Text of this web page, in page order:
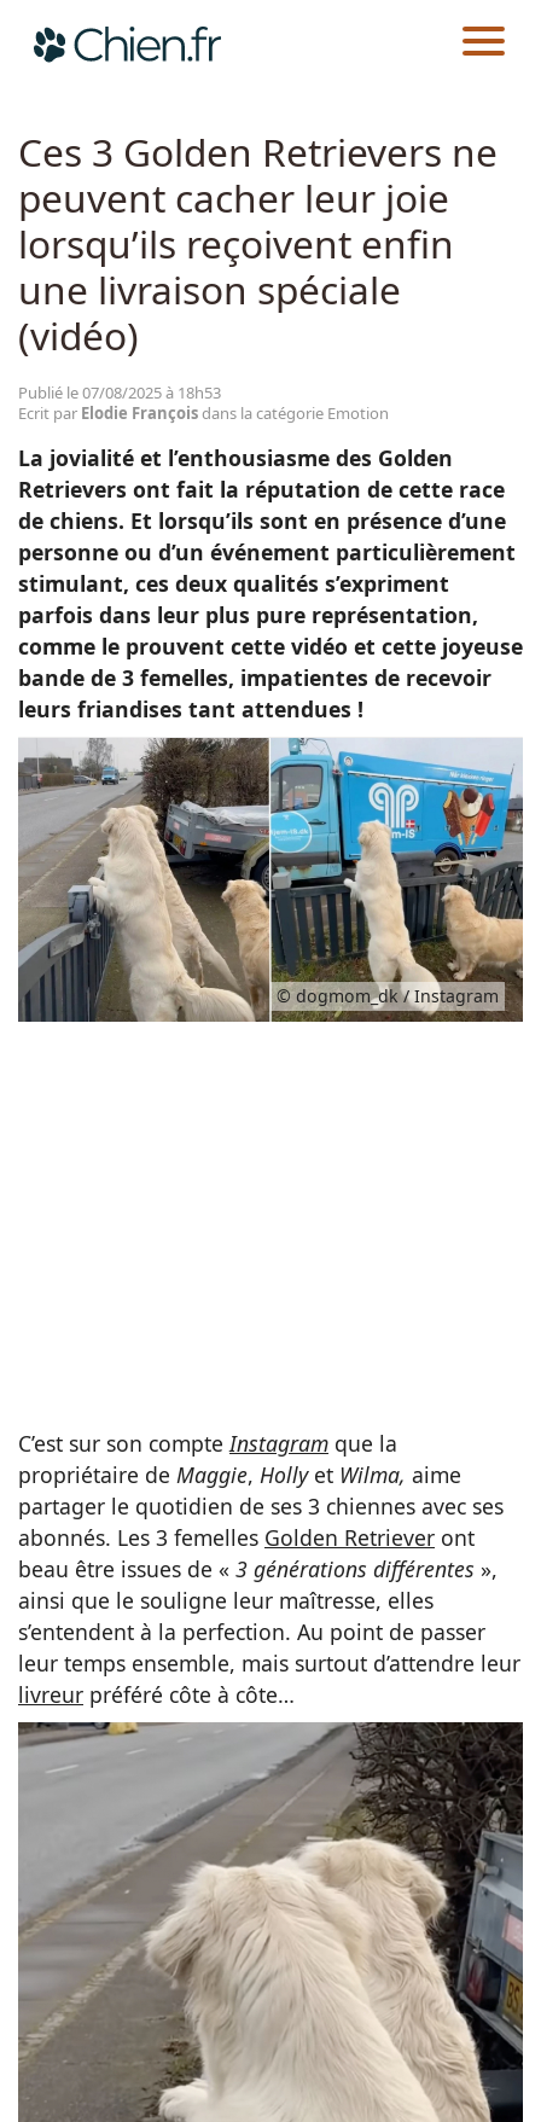
Races
CHIEN.FR ACTUALITÉS
Ces 3 Golden Retrievers ne
peuvent cacher leur joie
lorsqu’ils reçoivent enfin
une livraison spéciale
(vidéo)
Publié le 07/08/2025 à 18h53
Ecrit par Elodie Françoisdans la catégorie Emotion
La jovialité et l’enthousiasme des Golden
Retrievers ont fait la réputation de cette race
de chiens. Et lorsqu’ils sont en présence d’une
personne ou d’un événement particulièrement
stimulant, ces deux qualités s’expriment
parfois dans leur plus pure représentation,
comme le prouvent cette vidéo et cette joyeuse
bande de 3 femelles, impatientes de recevoir
leurs friandises tant attendues !
© dogmom_dk / Instagram
C’est sur son compteInstagram que la
propriétaire de Maggie, Hollyet Wilma, aime
partager le quotidien de ses 3 chiennes avec ses
abonnés. Les 3 femelles Golden Retriever ont
beau être issues de « 3 générations différentes »,
ainsi que le souligne leur maîtresse, elles
s’entendent à la perfection. Au point de passer
leur temps ensemble, mais surtout d’attendre leur
livreur préféré côte à côte…